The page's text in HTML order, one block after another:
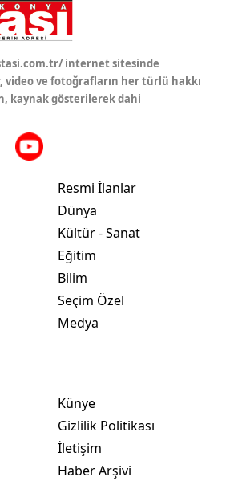
Uşak
Zonguldak
internet sitesinde
video ve fotoğrafların her türlü hakkı
kaynak gösterilerek dahi
Resmi İlanlar
Dünya
Kültür - Sanat
Eğitim
Bilim
Seçim Özel
Medya
Künye
Gizlilik Politikası
İletişim
Haber Arşivi